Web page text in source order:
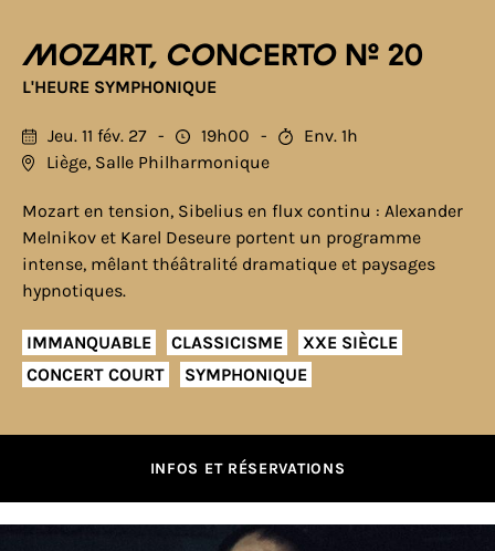
Mozart, Concerto n° 20
L'HEURE SYMPHONIQUE
Jeu. 11 fév. 27 19h00
Env. 1h
Liège, Salle Philharmonique
Mozart en tension, Sibelius en flux continu : Alexander
Melnikov et Karel Deseure portent un programme
intense, mêlant théâtralité dramatique et paysages
hypnotiques.
IMMANQUABLE CLASSICISME
XXE SIÈCLE
CONCERT COURT
SYMPHONIQUE
INFOS ET RÉSERVATIONS